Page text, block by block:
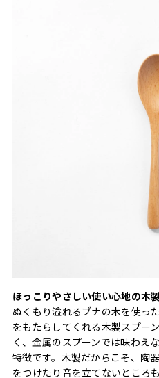
ほっこりやさしい使い心地の木
ぬくもり溢れるブナの木を使っ
をもたらしてくれる木製スプー
く、金属のスプーンでは味わえ
特徴です。木製だからこそ、陶
をつけたり音を立てないところ